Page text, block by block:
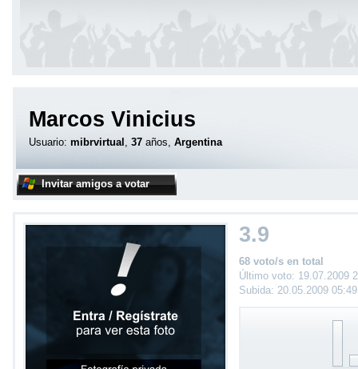
Marcos Vinicius
Usuario: mibrvirtual , 37 años, Argentina
Invitar amigos a votar
3.9
68 voto/s en total
Último voto: 19.07.2009
Subida: 20.05.2009